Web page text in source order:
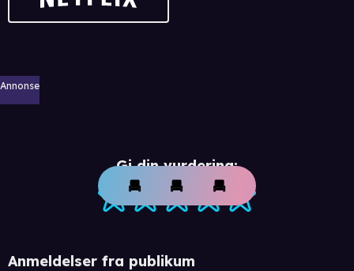
Annonse
Gi din vurdering:
Anmeldelser fra publikum